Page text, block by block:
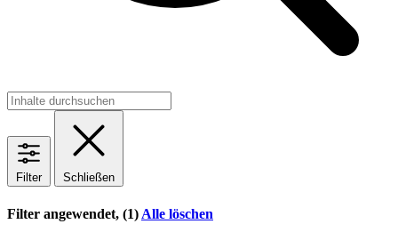
Filter Schließen
Filter angewendet, (1) Alle löschen